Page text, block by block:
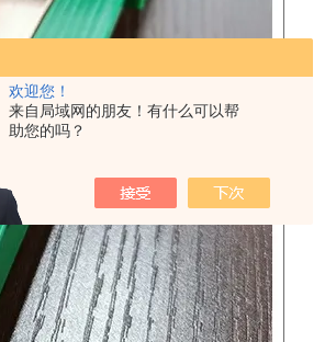
欢迎您！
来自局域网的朋友！有什么可以帮
助您的吗？